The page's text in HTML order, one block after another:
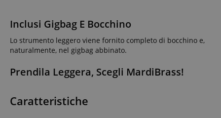
Inclusi Gigbag E Bocchino
Lo strumento leggero viene fornito completo di bocchino e,
naturalmente, nel gigbag abbinato.
Prendila Leggera, Scegli MardiBrass!
Caratteristiche